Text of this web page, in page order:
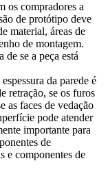
os compradores a
de protótipo deve
material, áreas de
de montagem.
de se a peça está
da parede é
retração, se os furos
as faces de vedação
pode atender
importante para
de
e componentes de